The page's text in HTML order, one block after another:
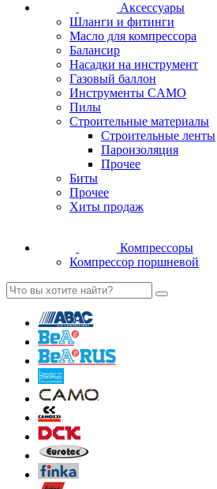
Аксессуары
Шланги и фитинги
Масло для компрессора
Балансир
Насадки на инструмент
Газовый баллон
Инструменты CAMO
Пилы
Строительные материалы
Строительные ленты
Пароизоляция
Прочее
Биты
Прочее
Хиты продаж
Компрессоры
Компрессор поршневой